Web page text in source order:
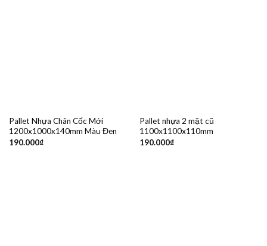
Pallet Nhựa Chân Cốc Mới
1200x1000x140mm Màu Đen
190.000₫
Pallet nhựa 2 mặt cũ
1100x1100x110mm
190.000₫